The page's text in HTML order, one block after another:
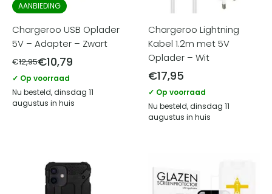
AANBIEDING
Chargeroo USB Oplader
5V – Adapter – Zwart
€12,95€10,79
✓ Op voorraad
Nu besteld, dinsdag 11
augustus in huis
Chargeroo Lightning
Kabel 1.2m met 5V
Oplader – Wit
€17,95
✓ Op voorraad
Nu besteld, dinsdag 11
augustus in huis